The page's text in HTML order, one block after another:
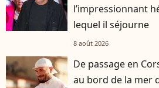
l’impressionnant
lequel il séjourne
8 août 2026
De passage en
au bord de la mer